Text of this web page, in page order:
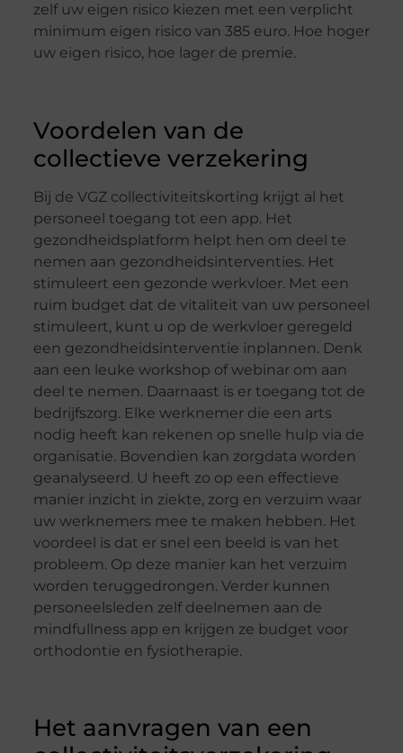
zelf uw eigen risico kiezen met een verplicht
minimum eigen risico van 385 euro. Hoe hoger
uw eigen risico, hoe lager de premie.
Voordelen van de
collectieve verzekering
Bij de VGZ collectiviteitskorting krijgt al het
personeel toegang tot een app. Het
gezondheidsplatform helpt hen om deel te
nemen aan gezondheidsinterventies. Het
stimuleert een gezonde werkvloer. Met een
ruim budget dat de vitaliteit van uw personeel
stimuleert, kunt u op de werkvloer geregeld
een gezondheidsinterventie inplannen. Denk
aan een leuke workshop of webinar om aan
deel te nemen. Daarnaast is er toegang tot de
bedrijfszorg. Elke werknemer die een arts
nodig heeft kan rekenen op snelle hulp via de
organisatie. Bovendien kan zorgdata worden
geanalyseerd. U heeft zo op een effectieve
manier inzicht in ziekte, zorg en verzuim waar
uw werknemers mee te maken hebben. Het
voordeel is dat er snel een beeld is van het
probleem. Op deze manier kan het verzuim
worden teruggedrongen. Verder kunnen
personeelsleden zelf deelnemen aan de
mindfullness app en krijgen ze budget voor
orthodontie en fysiotherapie.
Het aanvragen van een